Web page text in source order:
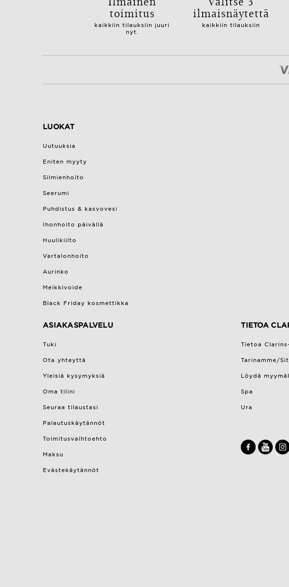
toimitus
kaikkiin tilauksiin juuri
nyt.
ilmaisnäytettä
kaikkiin tilauksiin
LUOKAT
Uutuuksia
Eniten myyty
Silmienhoito
Seerumi
Puhdistus & kasvovesi
Ihonhoito päivällä
Huulikiilto
Vartalonhoito
Aurinko
Meikkivoide
Black Friday kosmettikka
ASIAKASPALVELU
Tuki
Ota yhteyttä
Yleisiä kysymyksiä
Oma tilini
Seuraa tilaustasi
Palautuskäytännöt
Toimitusvaihtoehto
Maksu
Evästekäytännöt
TIETOA
Tietoa
Tarinamme/
Löydä
Spa
Ura